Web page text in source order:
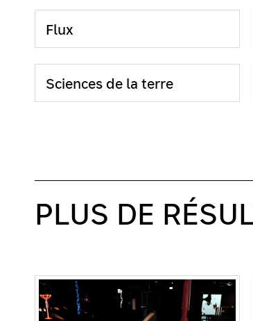
Flux
Sciences de la terre
PLUS DE